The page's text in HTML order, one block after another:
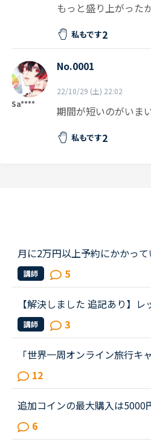
もっと盛り上がった
私もです2
Sa****
No.0001
22/10/29 (土) 22:02
期間が短いのがいま
私もです2
月に2万円以上予約にかかっ
のコインを購入しようと思っ
私はお気に入りの先生と、カラ
講師 5
【解決しました 追記あり】
ションやトピックトークを受
る場合）を見ることってどう思
講師 3
「世界一周オンライン旅行
ivecamp.net/campaign/
paign/world_trip_online</a>
うです。(500円分のコイン即ち
12
追加コインの最大購入は5000
さんに頑張っていただき、ボ
円の購入枠を作っていただける
6